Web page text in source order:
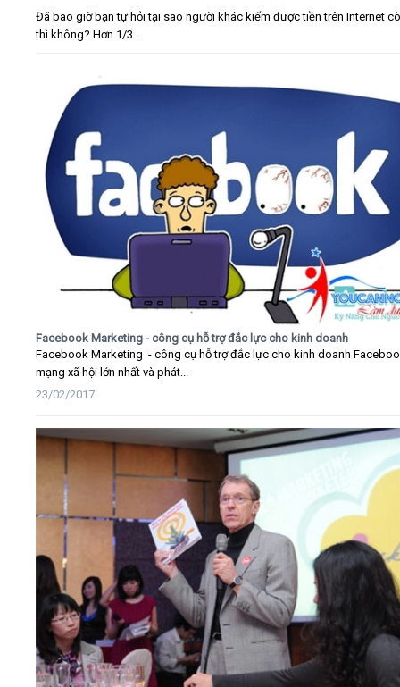
Đã bao giờ bạn tự hỏi tại sao người khác kiếm được tiền trên Internet
thì không? Hơn 1/3...
Facebook Marketing - công cụ hỗ trợ đắc lực cho kinh doanh
Facebook Marketing - công cụ hỗ trợ đắc lực cho kinh doanh
mạng xã hội lớn nhất và phát...
23/02/2017